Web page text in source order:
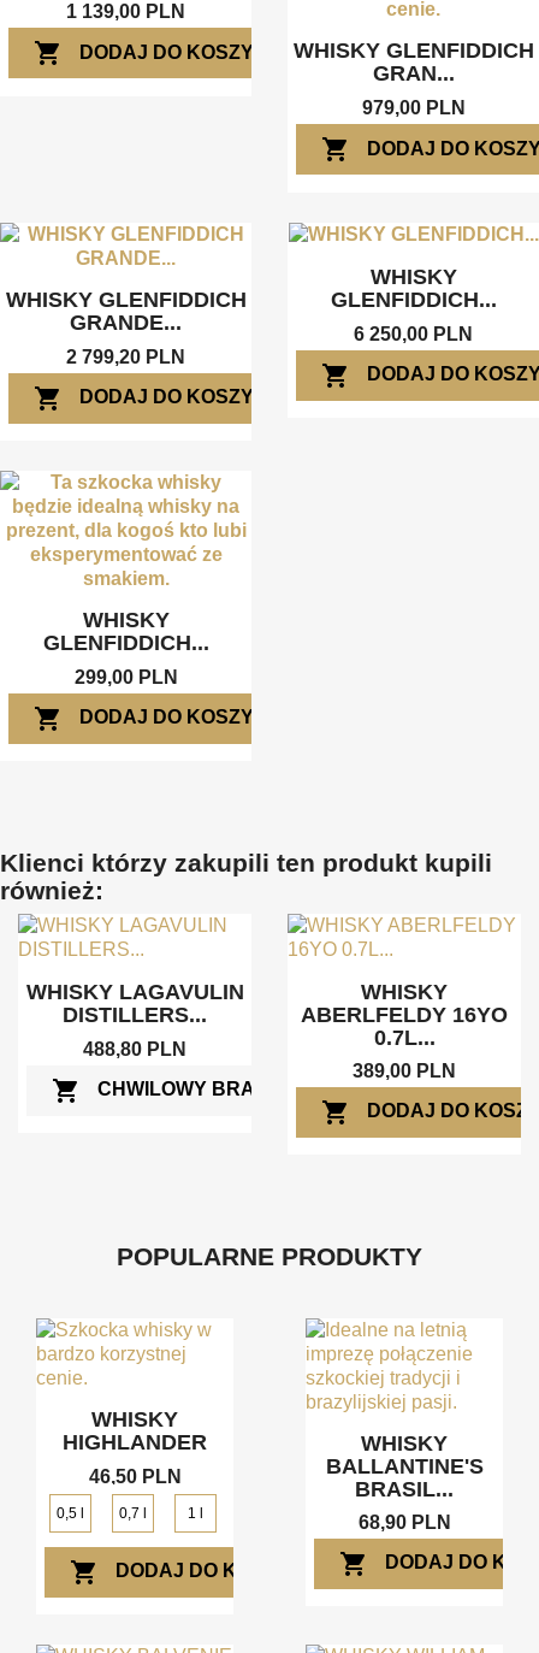
1 139,00 PLN
shopping_cart DODAJ DO KOSZYKA
WHISKY GLENFIDDICH
GRAN...
979,00 PLN
shopping_cart DODAJ DO
WHISKY GLENFIDDICH
GRANDE...
2 799,20 PLN
shopping_cart DODAJ DO KOSZYKA
WHISKY
GLENFIDDICH...
6 250,00 PLN
shopping_cart DODAJ DO
WHISKY
GLENFIDDICH...
299,00 PLN
shopping_cart DODAJ DO KOSZYKA
Klienci którzy zakupili ten produkt kupili
również:
WHISKY LAGAVULIN
DISTILLERS...
488,80 PLN
shopping_cart CHWILOWY BRAK
WHISKY
ABERLFELDY 16YO
0.7L...
389,00 PLN
shopping_cart DODAJ DO
POPULARNE PRODUKTY
WHISKY
HIGHLANDER
46,50 PLN
0,5 l 0,7 l 1 l
shopping_cart DODAJ DO KOSZYKA
WHISKY
BALLANTINE'S
BRASIL...
68,90 PLN
shopping_cart DODAJ DO